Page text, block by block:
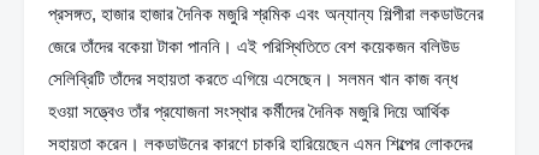
প্রসঙ্গত, হাজার হাজার দৈনিক মজুরি শ্রমিক এবং অন্যান্য শিল্পীরা লকডাউনের
জেরে তাঁদের বকেয়া টাকা পাননি। এই পরিস্থিতিতে বেশ কয়েকজন বলিউড
সেলিব্রিটি তাঁদের সহায়তা করতে এগিয়ে এসেছেন। সলমন খান কাজ বন্ধ
হওয়া সত্ত্বেও তাঁর প্রযোজনা সংস্থার কর্মীদের দৈনিক মজুরি দিয়ে আর্থিক
সহায়তা করেন। লকডাউনের কারণে চাকরি হারিয়েছেন এমন শিল্পের লোকদের